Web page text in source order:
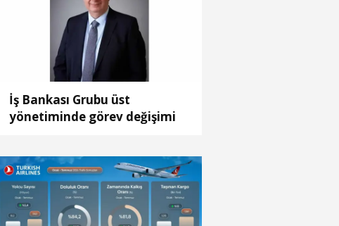
İş Bankası Grubu üst
yönetiminde görev değişimi